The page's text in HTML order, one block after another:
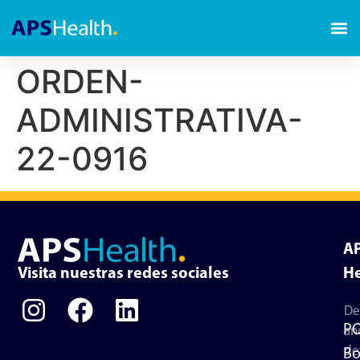
ORDEN-
ADMINISTRATIVA-
22-0916
Visita nuestras redes sociales